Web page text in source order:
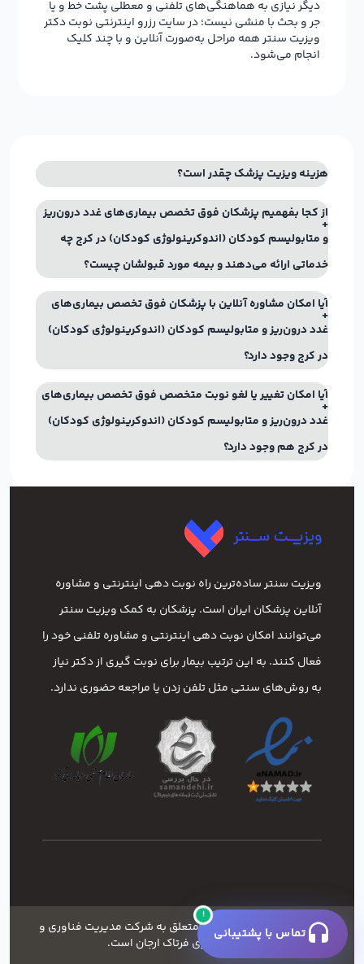
دیگر نیازی به هماهنگی‌های تلفنی و معطلی پشت خط و یا
جر و بحث با منشی نیست؛ در سایت رزرو اینترنتی نوبت دکتر
ویزیت سنتر همه مراحل به‌صورت آنلاین و با چند کلیک
انجام می‌شود.
هزینه ویزیت پزشک چقدر است؟
از کجا بفهمیم پزشکان فوق تخصص بیماری‌های غدد درون‌ریز
و متابولیسم کودکان (اندوکرینولوژی کودکان) در کرج چه
خدماتی ارائه می‌دهند و بیمه مورد قبولشان چیست؟
آیا امکان مشاوره آنلاین با پزشکان فوق تخصص بیماری‌های
غدد درون‌ریز و متابولیسم کودکان (اندوکرینولوژی کودکان)
در کرج وجود دارد؟
آیا امکان تغییر یا لغو نوبت متخصص فوق تخصص بیماری‌های
غدد درون‌ریز و متابولیسم کودکان (اندوکرینولوژی کودکان)
در کرج هم وجود دارد؟
ویزیت سنتر ساده‌ترین راه نوبت‌ دهی اینترنتی و مشاوره
آنلاین پزشکان ایران است. پزشکان به کمک ویزیت سنتر
می‌توانند امکان نوبت دهی اینترنتی و مشاوره تلفنی خود را
فعال کنند. به این ترتیب بیمار برای نوبت گیری از دکتر نیاز
به روش‌های سنتی مثل تلفن زدن یا مراجعه حضوری ندارد.
کلیه ی حقوق این وبسایت متعلق به شرکت مدیریت فناوری و
خدمات شهری فرتاک ارجان است.
!
تماس با پشتیبانی